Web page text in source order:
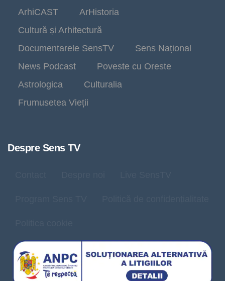
ArhiCAST
ArHistoria
Cultură și Arhitectură
Documentarele SensTV
Sens Național
News Podcast
Poveste cu Oreste
Astrologica
Culturalia
Frumusetea Vieții
Despre Sens TV